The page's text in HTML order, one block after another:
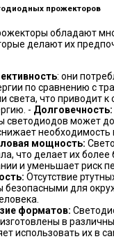
прожекторов
обладают
делают их
: они
по сравнению с
света, что приводит
- Долговечность:
светодиодов может
необходимость
мощность:
что делает их более
и уменьшает риск
Отсутствие
безопасными для
форматов:
в
использовать их в